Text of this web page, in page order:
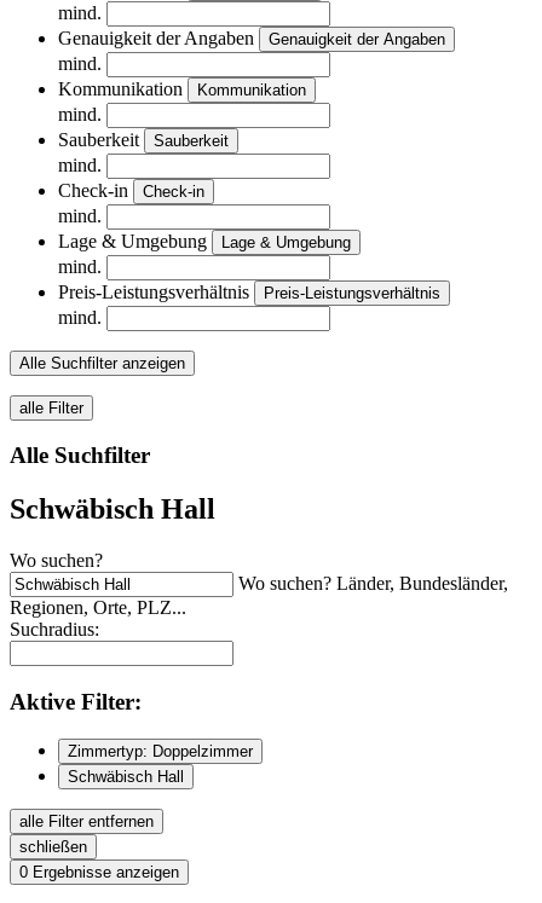
mind.
Genauigkeit der Angaben
Genauigkeit der Angaben
mind.
Kommunikation
Kommunikation
mind.
Sauberkeit
Sauberkeit
mind.
Check-in
Check-in
mind.
Lage & Umgebung
Lage & Umgebung
mind.
Preis-Leistungsverhältnis
Preis-Leistungsverhältnis
mind.
Alle Suchfilter anzeigen
alle Filter
Alle Suchfilter
Schwäbisch Hall
Wo suchen?
Wo suchen? Länder, Bundesländer,
Regionen, Orte, PLZ...
Suchradius:
Aktive Filter:
Zimmertyp: Doppelzimmer
Schwäbisch Hall
alle Filter entfernen
schließen
0 Ergebnisse anzeigen